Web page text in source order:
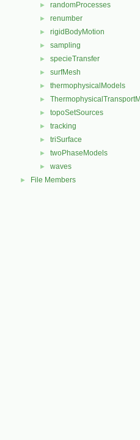
► randomProcesses
► renumber
► rigidBodyMotion
► sampling
► specieTransfer
► surfMesh
► thermophysicalModels
►
► topoSetSources
► tracking
► triSurface
► twoPhaseModels
► waves
► File Members